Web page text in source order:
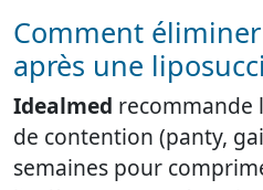
Comment
après une
Idealmed recommande
de contention (panty,
semaines pour